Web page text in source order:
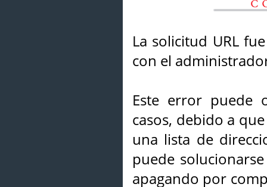
La solicitud URL
con el
Este error puede
casos, debido a
una lista de
puede
apagando por